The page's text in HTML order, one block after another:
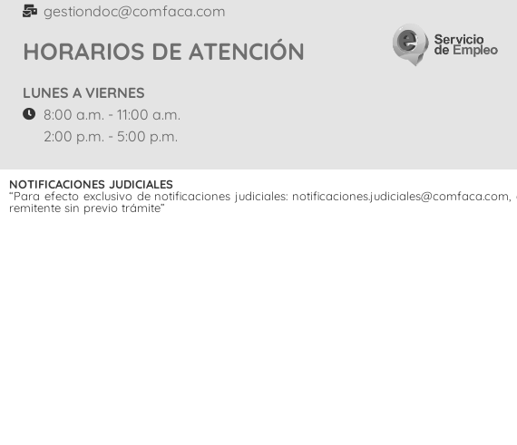
gestiondoc@comfaca.com
HORARIOS DE ATENCIÓN
LUNES A VIERNES
8:00 a.m. - 11:00 a.m.
2:00 p.m. - 5:00 p.m.
NOTIFICACIONES JUDICIALES
“Para efecto exclusivo de notificaciones judiciales:
remitente sin previo trámite”